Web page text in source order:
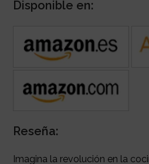
Disponible en:
Reseña:
Imagina la revolución en la